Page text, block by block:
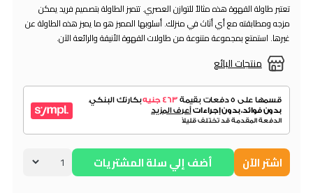
منتجات البائع
تعتبر طاولة القهوة هذه مثالاً للتوازن العصري. تتميز الطاولة بتصميم فريد يمكن
مزجه ومطابقته مع أي أثاث في منزلك. أسلوبها المميز هو ما يميز هذه الطاولة عن
غيرها. استمتع بمجموعة متنوعة من طاولات القهوة الأنيقة والرائعة الآن.
اشتر الآن أضف إلي سلة المشتريات